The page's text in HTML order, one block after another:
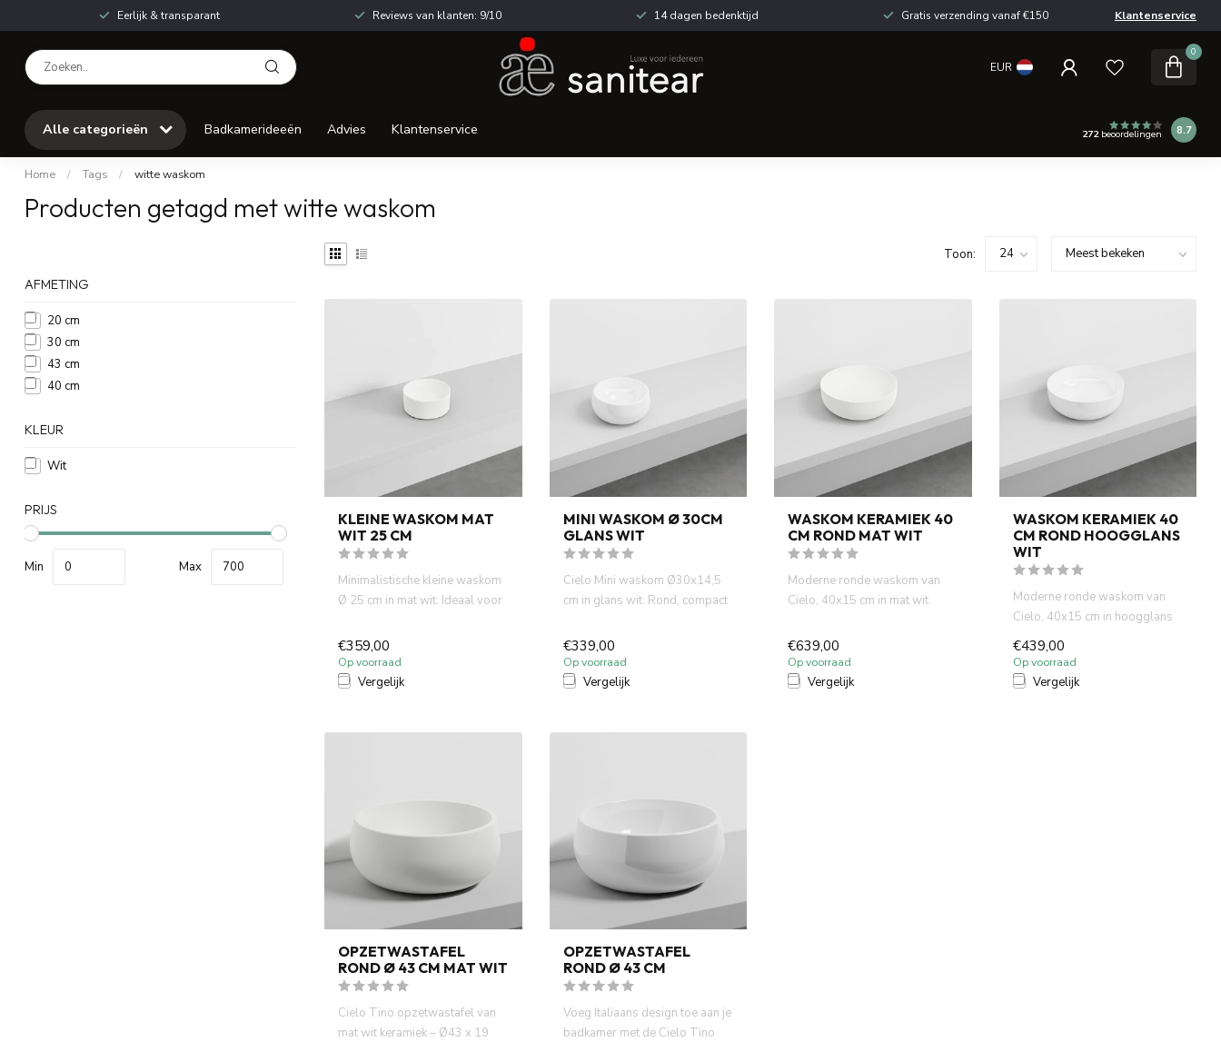
Eerlijk & transparant Reviews van klanten: 9/10 14 dagen bedenktijd Gratis verzending vanaf €150 Klantenservice
EUR
0
Alle categorieën Badkamerideeën Advies Klantenservice 272beoordelingen 8.7
Home / Tags / witte waskom
Producten getagd met witte waskom
AFMETING
20 cm
30 cm
43 cm
40 cm
KLEUR
Wit
PRIJS
Min Max
Toon:
KLEINE WASKOM MAT
WIT 25 CM
Minimalistische kleine waskom
Ø 25 cm in mat wit. Ideaal voor
€359,00
Op voorraad
Vergelijk
MINI WASKOM Ø 30CM
GLANS WIT
Cielo Mini waskom Ø30x14,5
cm in glans wit. Rond, compact
€339,00
Op voorraad
Vergelijk
WASKOM KERAMIEK 40
CM ROND MAT WIT
Moderne ronde waskom van
Cielo, 40x15 cm in mat wit.
€639,00
Op voorraad
Vergelijk
WASKOM KERAMIEK 40
CM ROND HOOGGLANS
WIT
Moderne ronde waskom van
Cielo, 40x15 cm in hoogglans
€439,00
Op voorraad
Vergelijk
OPZETWASTAFEL
ROND Ø 43 CM MAT WIT
Cielo Tino opzetwastafel van
mat wit keramiek – Ø43 x 19
OPZETWASTAFEL
ROND Ø 43 CM
Voeg Italiaans design toe aan je
badkamer met de Cielo Tino